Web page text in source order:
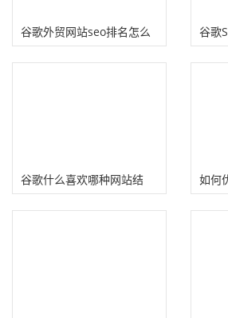
谷歌外贸网站seo排名怎么
优化?
谷歌
亲测
谷歌什么喜欢哪种网站结
构？利用这个结构抢占SEO
如何
点建